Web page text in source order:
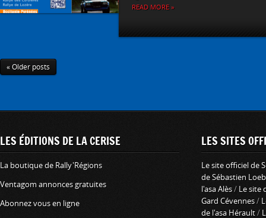
READ MORE »
« Older posts
LES ÉDITIONS DE LA CERISE
La boutique de Rally'Régions
Ventagom annonces gratuites
Abonnez vous en ligne
LES SITES
Le site officiel de
de Sébastien Loeb
l'asa Alès/ Le site
Gard Cévennes/
de l'asa Hérault/